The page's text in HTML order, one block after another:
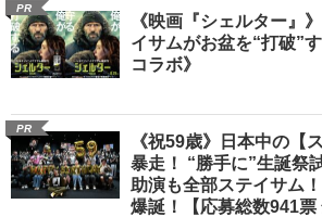
PR
《映画『シェルター』
イサムがお盆を“打破”
コラボ》
PR
《祝59歳》日本中の【
暴走！ “勝手に”生誕祭
助演も全部ステイサム
爆誕！【応募総数941票